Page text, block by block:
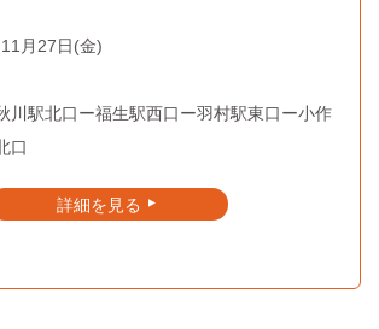
11月27日(金)
川駅北口ー福生駅西口ー羽村駅東口ー小作
口
詳細を見る ▲